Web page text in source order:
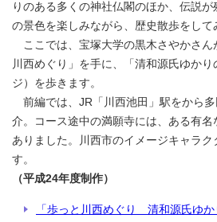
りのある多くの神社仏閣のほか、伝説
の景色を楽しみながら、歴史散歩をして
ここでは、宝塚大学の黒木さやかさん
川西めぐり」を手に、「清和源氏ゆか
ジ）を歩きます。
前編では、JR「川西池田」駅をから
介。コース途中の満願寺には、ある有
ありました。川西市のイメージキャラ
す。
（平成24年度制作）
「歩っと川西めぐり 清和源氏ゆ